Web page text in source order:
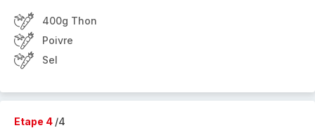
400g Thon
Poivre
Sel
Etape 4 /4